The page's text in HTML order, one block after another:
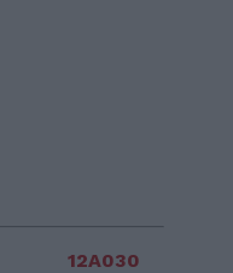
12A030